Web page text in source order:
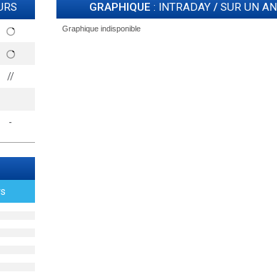
//
-
GRAPHIQUE : INTRADAY/ SUR UN AN